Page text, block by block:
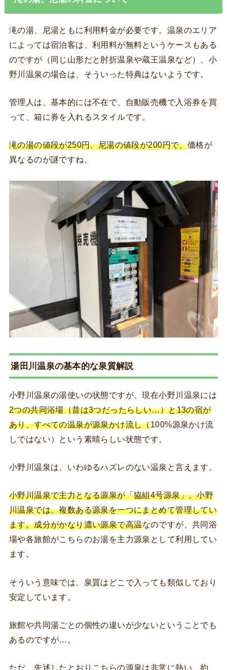
滝の湯、尼湯ともに利用料金が必要です。温泉のエリア
によっては宿泊客は、利用料が無料というケースもある
のですが（同じ山形だと肘折温泉や蔵王温泉など）、小
野川温泉の場合は、そういった特典はないようです。
管理人は、基本的には不在で、自動販売機で入浴券を買
って、箱に券を入れるスタイルです。
滝の湯の値段が250円、尼湯の値段が200円で、価格が
異なるのが謎ですね。
湯田川温泉の基本的な泉質解説
小野川温泉の湯使いの状態ですが、現在小野川温泉には
2つの共同浴場（昔は3つだったらしい…）と13の宿が
あり、すべての温泉が源泉かけ流し（100%源泉かけ流
しではない）という素晴らしい状態です。
小野川温泉は、いわゆるハズレのない温泉と言えます。
小野川温泉で主力となる源泉が「協組4号源泉」。小野
川温泉では、複数ある源泉を一つにまとめて管理してい
ます。成分がかなり濃い源泉で高温なのですが、共同浴
場や各旅館がこちらのお湯を主力源泉として利用してい
ます。
そういう意味では、泉質はどこで入っても類似しており
安定しています。
旅館や共同湯ごとの個性の違いが少ないということでも
あるのですが…。
ただ、先述したとおりこちらの源泉は非常に熱い、約